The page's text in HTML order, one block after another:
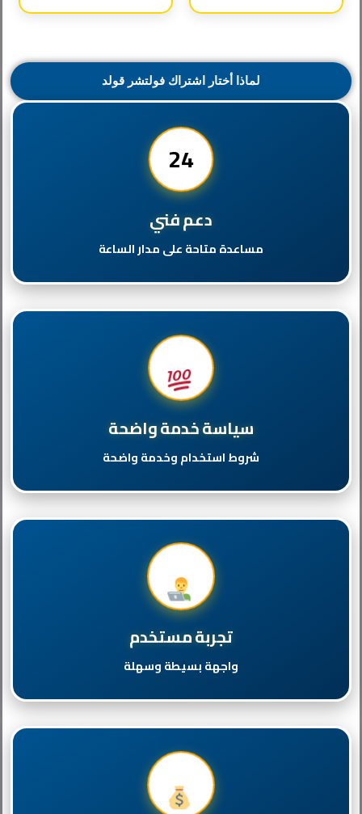
لماذا أختار اشتراك فولتشر قولد
24
دعم فني
مساعدة متاحة على مدار الساعة
سياسة خدمة واضحة
شروط استخدام وخدمة واضحة
تجربة مستخدم
واجهة بسيطة وسهلة